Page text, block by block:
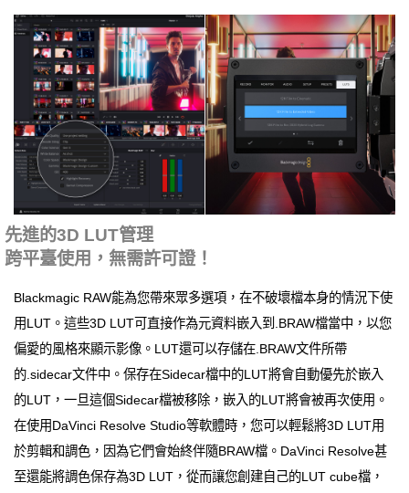
先進的3D LUT管理
跨平臺使用，無需許可證！
Blackmagic RAW能為您帶來眾多選項，在不破壞檔本身的情況下使
用LUT。這些3D LUT可直接作為元資料嵌入到.BRAW檔當中，以您
偏愛的風格來顯示影像。LUT還可以存儲在.BRAW文件所帶
的.sidecar文件中。保存在Sidecar檔中的LUT將會自動優先於嵌入
的LUT，一旦這個Sidecar檔被移除，嵌入的LUT將會被再次使用。
在使用DaVinci Resolve Studio等軟體時，您可以輕鬆將3D LUT用
於剪輯和調色，因為它們會始終伴隨BRAW檔。DaVinci Resolve甚
至還能將調色保存為3D LUT，從而讓您創建自己的LUT cube檔，